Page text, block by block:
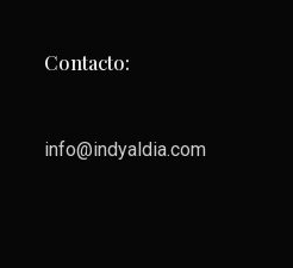
Contacto:
info@indyaldia.com